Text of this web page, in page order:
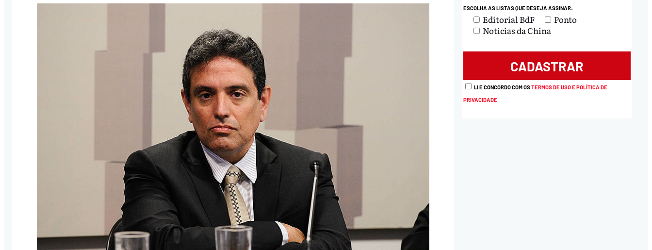
ESCOLHA AS LISTAS QUE DESEJA ASSINAR:
Editorial BdF
Ponto
Notícias da China
LI E CONCORDO COM OSTERMOS DE USO E POLÍTICA DE
PRIVACIDADE